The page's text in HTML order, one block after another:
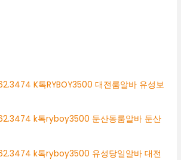
K톡RYBOY3500 대전룸알바 유성보
k톡ryboy3500 둔산동룸알바 둔산
k톡ryboy3500 유성당일알바 대전